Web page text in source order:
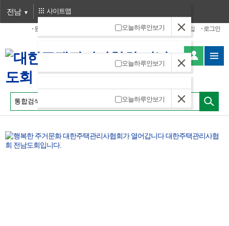
전남
로그인
홈페이지 가입
비밀번호 찾기(수정)
원격지원
사이트맵
오늘하루안보기
오늘하루안보기
오늘하루안보기